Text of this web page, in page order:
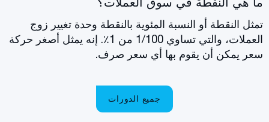
تمثل النقطة أو النسبة المئوية بالنقطة وحدة تغيير زوج
العملات، والتي تساوي 1/100 من 1٪. إنه يمثل أصغر حركة
سعر يمكن أن يقوم بها أي سعر صرف.
جميع الدورات